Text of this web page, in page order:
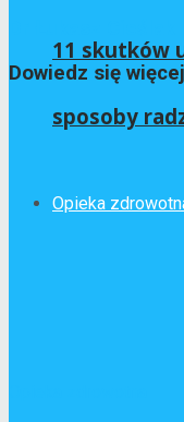
11 skutków
sposoby
Opieka
Dowiedz się więcej